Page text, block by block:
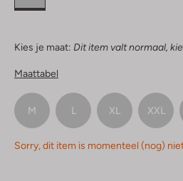
Kies je maat: Dit item valt normaal,
Maattabel
M L XL XXL
Sorry, dit item is momenteel (nog)